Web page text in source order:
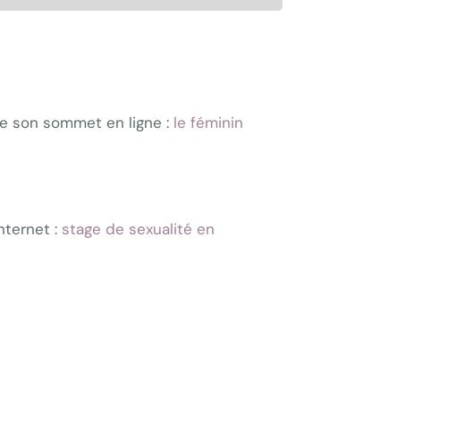
son sommet en ligne : le féminin
: stage de sexualité en